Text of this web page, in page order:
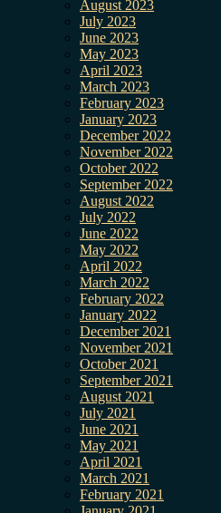
August 2023
July 2023
June 2023
May 2023
April 2023
March 2023
February 2023
January 2023
December 2022
November 2022
October 2022
September 2022
August 2022
July 2022
June 2022
May 2022
April 2022
March 2022
February 2022
January 2022
December 2021
November 2021
October 2021
September 2021
August 2021
July 2021
June 2021
May 2021
April 2021
March 2021
February 2021